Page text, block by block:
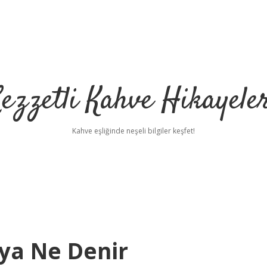
Kahve
Kahve eşliğinde neşeli bilgiler keşfet!
Ne Denir